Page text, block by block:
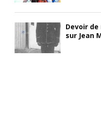
Devoir
sur Jean